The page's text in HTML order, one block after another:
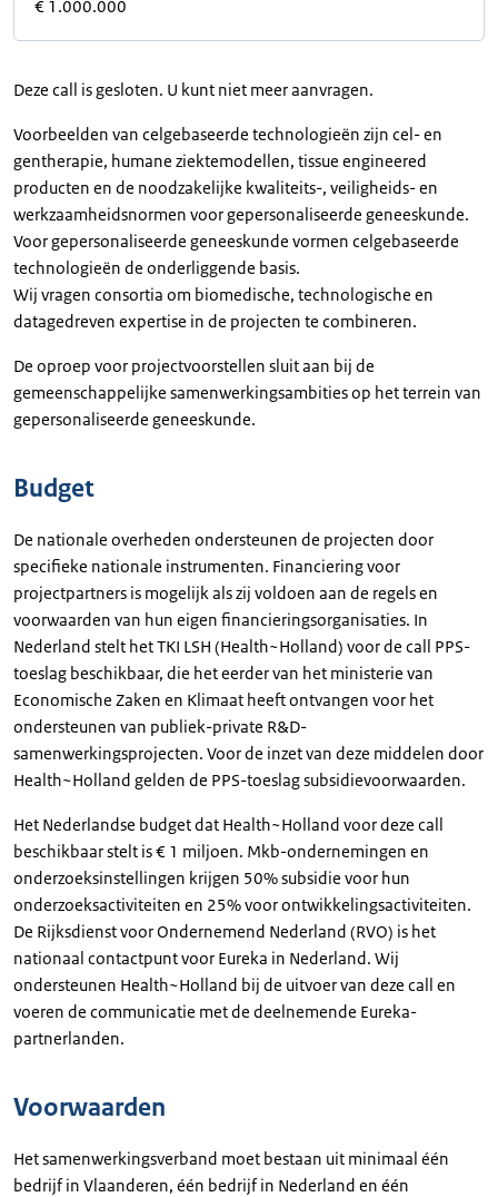
€ 1.000.000
Deze call is gesloten. U kunt niet meer aanvragen.
Voorbeelden van celgebaseerde technologieën zijn cel- en
gentherapie, humane ziektemodellen, tissue engineered
producten en de noodzakelijke kwaliteits-, veiligheids- en
werkzaamheidsnormen voor gepersonaliseerde geneeskunde.
Voor gepersonaliseerde geneeskunde vormen celgebaseerde
technologieën de onderliggende basis.
Wij vragen consortia om biomedische, technologische en
datagedreven expertise in de projecten te combineren.
De oproep voor projectvoorstellen sluit aan bij de
gemeenschappelijke samenwerkingsambities op het terrein van
gepersonaliseerde geneeskunde.
Budget
De nationale overheden ondersteunen de projecten door
specifieke nationale instrumenten. Financiering voor
projectpartners is mogelijk als zij voldoen aan de regels en
voorwaarden van hun eigen financieringsorganisaties. In
Nederland stelt het TKI LSH (Health~Holland) voor de call PPS-
toeslag beschikbaar, die het eerder van het ministerie van
Economische Zaken en Klimaat heeft ontvangen voor het
ondersteunen van publiek-private R&D-
samenwerkingsprojecten. Voor de inzet van deze middelen door
Health~Holland gelden de PPS-toeslag subsidievoorwaarden.
Het Nederlandse budget dat Health~Holland voor deze call
beschikbaar stelt is € 1 miljoen. Mkb-ondernemingen en
onderzoeksinstellingen krijgen 50% subsidie voor hun
onderzoeksactiviteiten en 25% voor ontwikkelingsactiviteiten.
De Rijksdienst voor Ondernemend Nederland (RVO) is het
nationaal contactpunt voor Eureka in Nederland. Wij
ondersteunen Health~Holland bij de uitvoer van deze call en
voeren de communicatie met de deelnemende Eureka-
partnerlanden.
Voorwaarden
Het samenwerkingsverband moet bestaan uit minimaal één
bedrijf in Vlaanderen, één bedrijf in Nederland en één